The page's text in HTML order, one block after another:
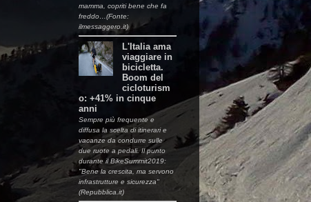
mamma, copriti bene che fa
freddo…(Fonte:
ilmessaggero.it)
L'Italia ama
viaggiare in
bicicletta.
Boom del
cicloturism
o: +41% in cinque
anni
Sempre più frequente e
diffusa la scelta di itinerari e
vacanze da condurre sulle
due ruote a pedali. Il punto
durante il BikeSummit2019:
"Bene la crescita, ma servono
infrastrutture e sicurezza"
(Repubblica.it)